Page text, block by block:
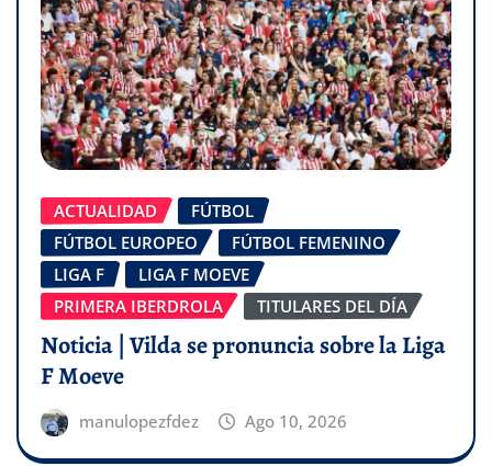
ACTUALIDAD
FÚTBOL
FÚTBOL EUROPEO
FÚTBOL FEMENINO
LIGA F
LIGA F MOEVE
PRIMERA IBERDROLA
TITULARES DEL DÍA
Noticia | Vilda se pronuncia sobre la Liga
F Moeve
manulopezfdez Ago 10, 2026